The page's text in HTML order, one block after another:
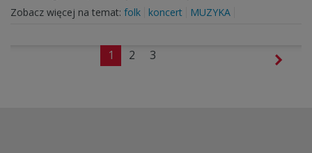
Zobacz więcej na temat: folk koncert MUZYKA
1 2 3